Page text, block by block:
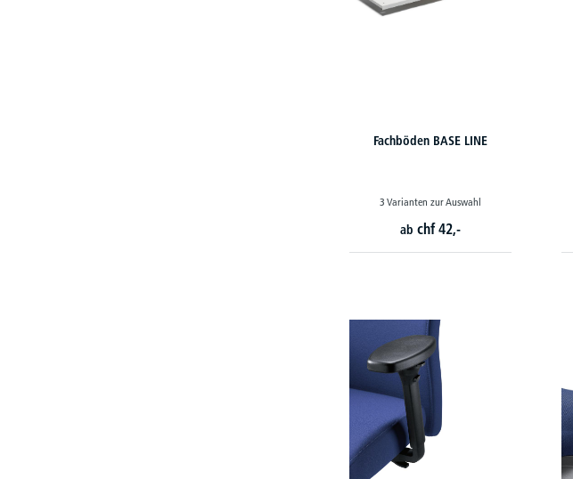
Fachböden BASE LINE
3 Varianten zur Auswahl
ab chf 42,-